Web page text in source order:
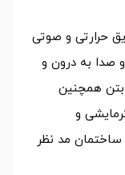
حرارتی و صوتی
صدا به درون و
بتن همچنین
و
مد نظر